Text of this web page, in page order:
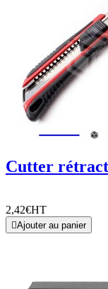
Cutter
2,42€HT
Ajouter au panier